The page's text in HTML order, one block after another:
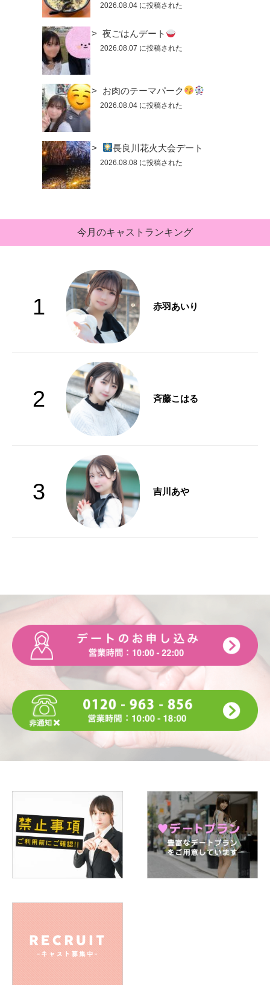
2026.08.04 に投稿された
夜ごはんデート
2026.08.07 に投稿された
お肉のテーマパーク
2026.08.04 に投稿された
長良川花火大会デート
2026.08.08 に投稿された
今月のキャストランキング
1 赤羽あいり
2 斉藤こはる
3 吉川あや